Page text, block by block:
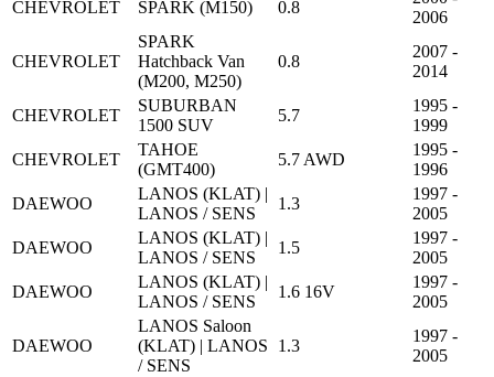
CHEVROLET SPARK (M150) 0.8
2006
CHEVROLET
SPARK
Hatchback Van
(M200, M250)
0.8
2007 -
2014
CHEVROLET
SUBURBAN
1500 SUV
5.7
1995 -
1999
CHEVROLET
TAHOE
(GMT400)
5.7 AWD
1995 -
1996
DAEWOO
LANOS (KLAT) |
LANOS / SENS
1.3
1997 -
2005
DAEWOO
LANOS (KLAT) |
LANOS / SENS
1.5
1997 -
2005
DAEWOO
LANOS (KLAT) |
LANOS / SENS
1.6 16V
1997 -
2005
DAEWOO
LANOS Saloon
(KLAT) | LANOS
/ SENS
1.3
1997 -
2005